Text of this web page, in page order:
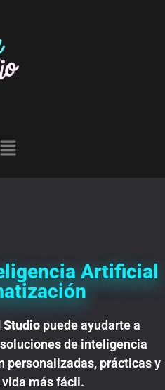
Artificial
Studio puede ayudarte a
de inteligencia
prácticas y
más fácil.